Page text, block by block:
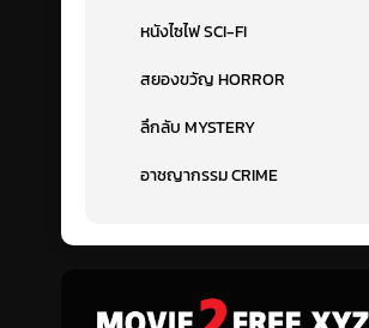
หนังไซไฟ SCI-FI
สยองขวัญ HORROR
ลึกลับ MYSTERY
อาชญากรรม CRIME